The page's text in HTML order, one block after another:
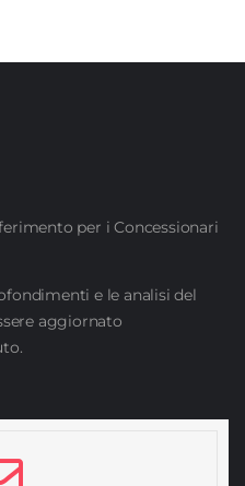
per i Concessionari
e le analisi del
aggiornato